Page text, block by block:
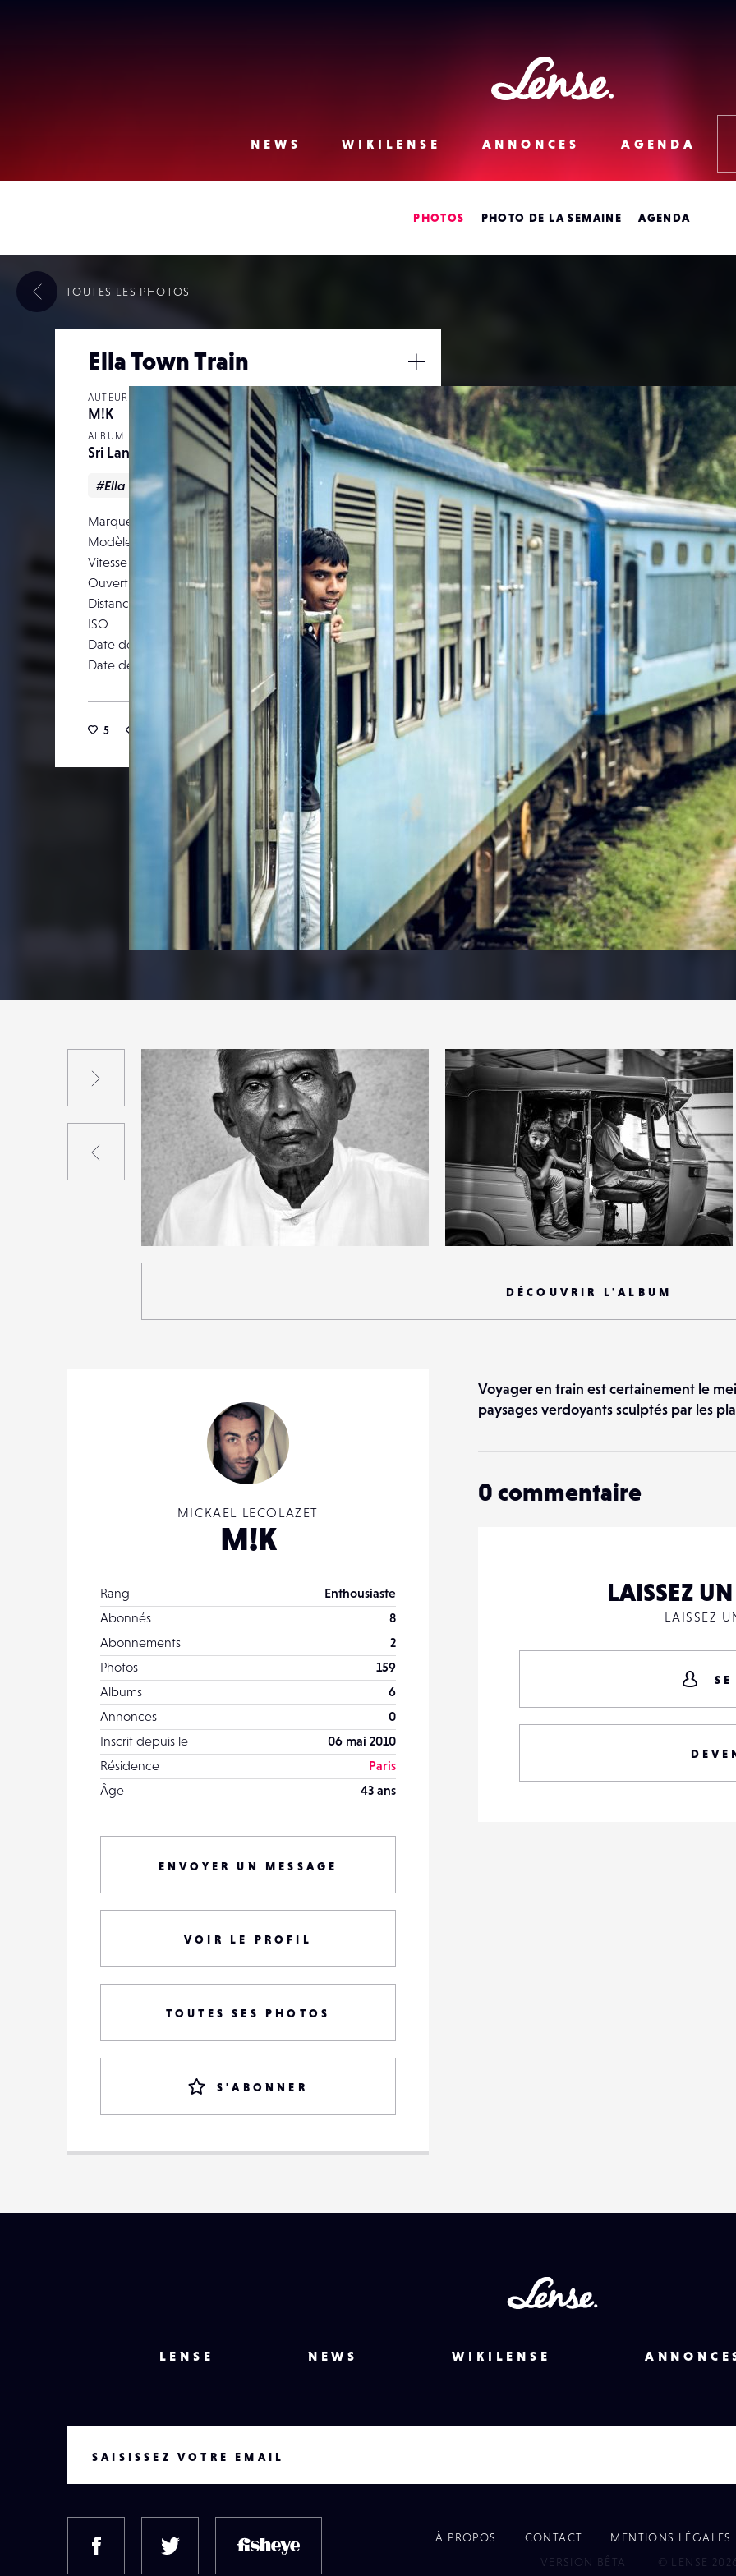
Lense
NEWS
WIKILENSE ANNONCES AGENDA
PHOTOS PHOTO DE LA SEMAINE AGENDA
Ella Town Train
AUTEUR
M!K
ALBUM
Sri Lanka
#Ella #portrai #train #Voyage
Marque
Canon
Modèle
Canon EOS 5D Mark III
Vitesse d’obturation
1/400
Ouverture
Distance focale
70 mm
ISO
320
Date de prise de vue
05 décembre 2015
Date de publication
10 janvier 2019
5 0
/
Fermer
TOUTES LES PHOTOS
1
19
Suivant
Précédent
DÉCOUVRIR L'ALBUM
MICKAEL LECOLAZET
M!K
Rang
Enthousiaste
Abonnés
8
Abonnements
2
Photos
159
Albums
6
Annonces
0
Inscrit depuis le
06 mai 2010
Résidence
Paris
Âge
43 ans
ENVOYER UN MESSAGE
VOIR LE PROFIL
TOUTES SES PHOTOS
S'ABONNER
Voyager en train est certainement le
paysages verdoyants sculptés par les
0 commentaire
LAISSEZ
LAISSEZ
LENSE NEWS WIKILENSE
SAISISSEZ VOTRE EMAIL
FACEBOOK TWITTER
À PROPOS CONTACT
MENTIONS LÉGALES
VERSION BÊTA
© LENSE